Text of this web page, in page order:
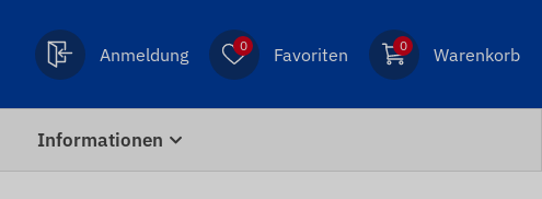
Anmeldung 0 Favoriten 0 Warenkorb
Informationen